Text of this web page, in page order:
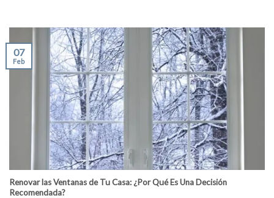
Renovar las Ventanas de Tu Casa: ¿Por Qué Es Una Decisión
Recomendada?
07
Feb